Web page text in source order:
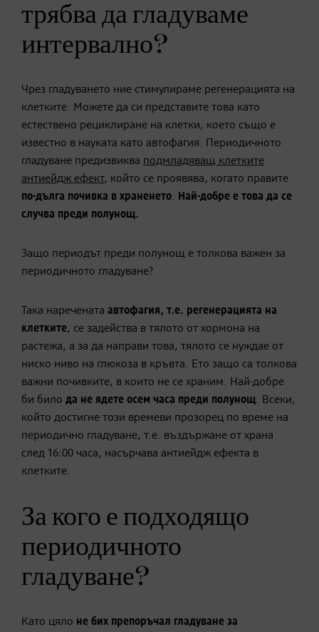
трябва да гладуваме
интервално?
Чрез гладуването ние стимулираме регенерацията на
клетките. Можете да си представите това като
естествено рециклиране на клетки, което също е
известно в науката като автофагия. Периодичното
гладуване предизвиква подмладяващ клетките
антиейдж ефект, който се проявява, когато правите
по-дълга почивка в храненето. Най-добре е това да се
случва преди полунощ.
Защо периодът преди полунощ е толкова важен за
периодичното гладуване?
Така наречената автофагия, т.е. регенерацията на
клетките, се задейства в тялото от хормона на
растежа, а за да направи това, тялото се нуждае от
ниско ниво на глюкоза в кръвта. Ето защо са толкова
важни почивките, в които не се храним. Най-добре
би било да не ядете осем часа преди полунощ. Всеки,
който достигне този времеви прозорец по време на
периодично гладуване, т.е. въздържане от храна
след 16:00 часа, насърчава антиейдж ефекта в
клетките.
За кого е подходящо
периодичното
гладуване?
Като цяло не бих препоръчал гладуване за